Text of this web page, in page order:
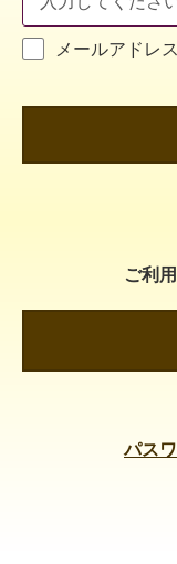
メールアドレ
ご利
パス